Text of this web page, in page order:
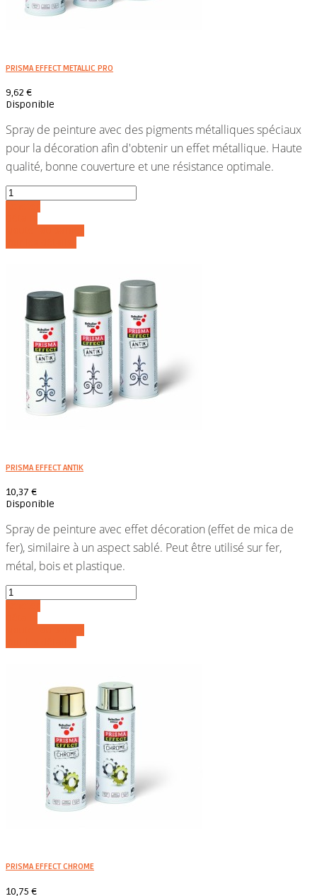
PRISMA EFFECT METALLIC PRO
9,62 €
Disponible
Spray de peinture avec des pigments métalliques spéciaux
pour la décoration afin d'obtenir un effet métallique. Haute
qualité, bonne couverture et une résistance optimale.
PRISMA EFFECT ANTIK
10,37 €
Disponible
Spray de peinture avec effet décoration (effet de mica de
fer), similaire à un aspect sablé. Peut être utilisé sur fer,
métal, bois et plastique.
PRISMA EFFECT CHROME
10,75 €